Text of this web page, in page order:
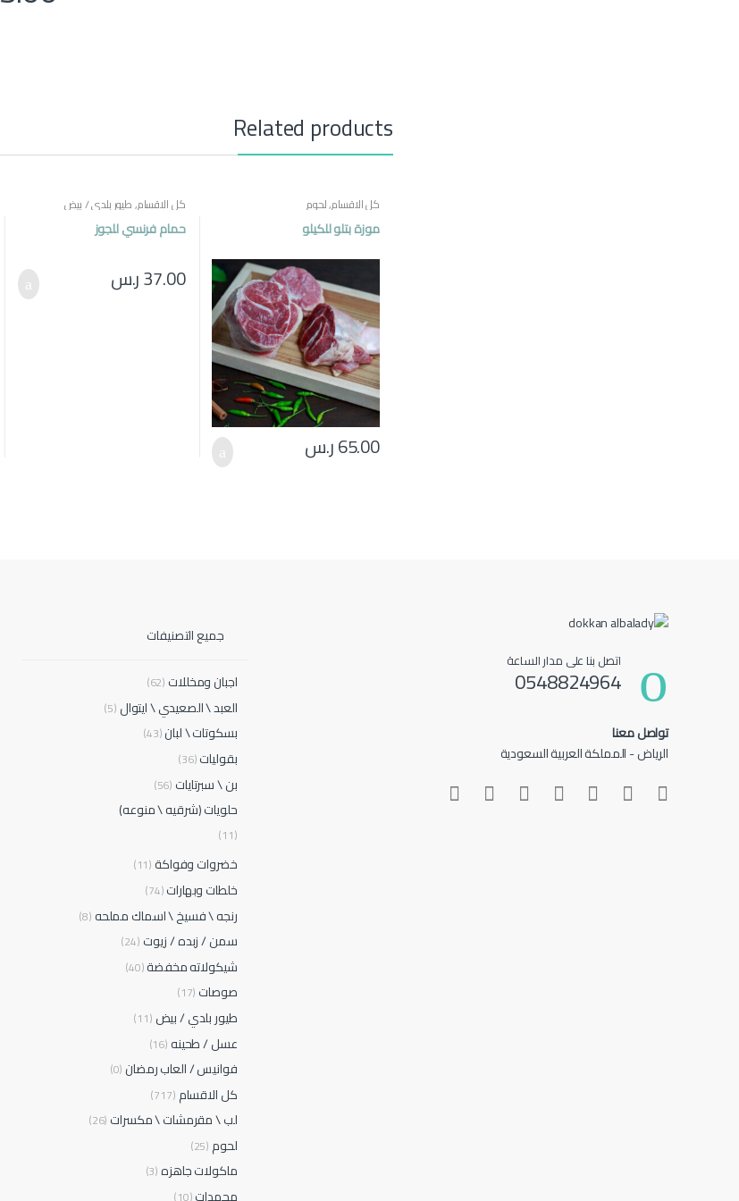
Related products
كل الاقسام,لحوم
موزة بتلو للكيلو
65.00ر.س
كل الاقسام,طيور بلدي / بيض
حمام فرنسي للجوز
37.00ر.س
اتصل بنا على مدار الساعة
0548824964
تواصل معنا
الرياض - المملكة العربية السعودية
جميع التصنيفات
اجبان ومخللات (62)
العبد \ الصعيدي \ ايتوال(5)
بسكوتات \ لبان(43)
بقوليات(36)
بن \ سبرتايات (56)
حلويات (شرقيه \ منوعه)
(11)
خضروات وفواكة(11)
خلطات وبهارات(74)
رنجه \ فسيخ \ اسماك مملحه(8)
سمن / زبده / زيوت (24)
شيكولاته مخفضة(40)
صوصات (17)
طيور بلدي / بيض (11)
عسل / طحينه(16)
فوانيس / العاب رمضان(0)
كل الاقسام (717)
لب \ مقرمشات \ مكسرات (26)
لحوم (25)
ماكولات جاهزه(3)